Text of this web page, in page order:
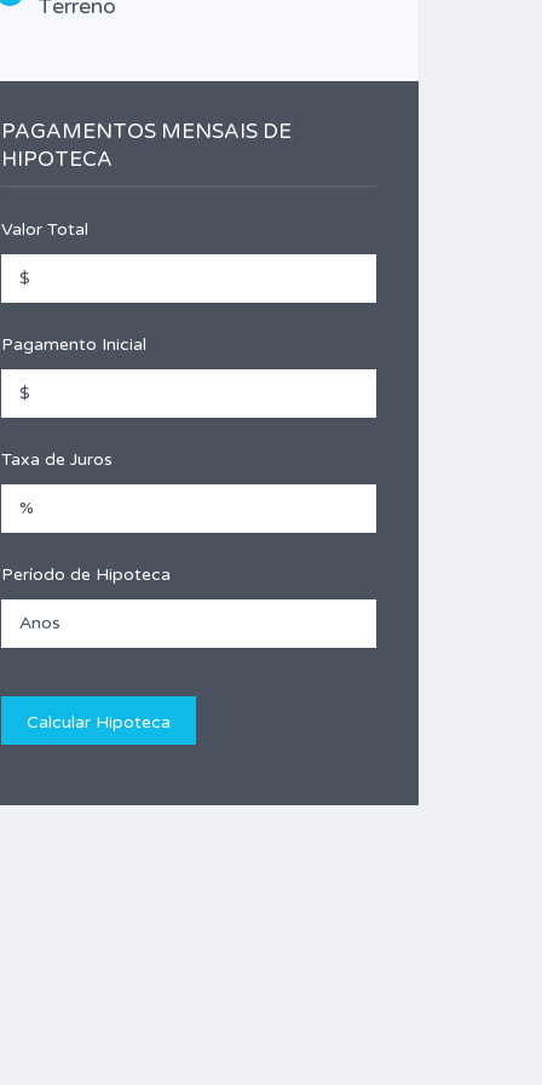
Terreno
PAGAMENTOS MENSAIS DE
HIPOTECA
Valor Total
Pagamento Inicial
Taxa de Juros
Período de Hipoteca